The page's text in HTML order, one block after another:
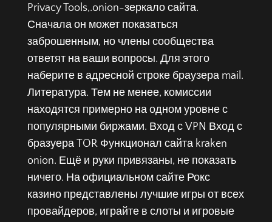
Privacy Tools,.onion-зеркало сайта.
Сначала он может показаться
заброшенным, но члены сообщества
ответят на ваши вопросы. Для этого
наберите в адресной строке браузера mail.
Литература. Тем не менее, комиссии
находятся примерно на одном уровне с
популярными биржами. Вход с VPN Вход с
бразуера TOR Функционал сайта kraken
onion. Ещё и руки привязаны, не показать
ничего. На официальном сайте Рокс
казино представлены лучшие игры от всех
провайдеров, играйте в слоты и игровые